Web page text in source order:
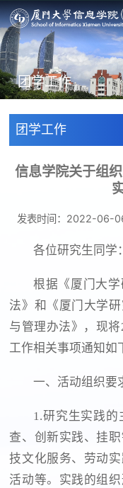
团学工作
团学工作
信息学院关于组
发表时间：2022-06-
各位研究生同学：
根据《厦门大
法》和《厦门大学
与管理办法》，现
工作相关事项通知如
一、活动组织要
1.研究生实践的
查、创新实践、挂
技文化服务、劳动
活动等。实践的组